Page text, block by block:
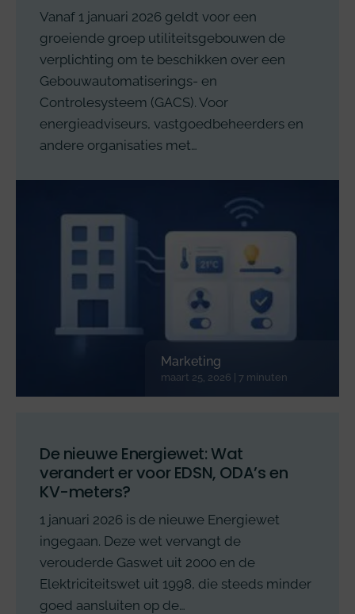
Marketing
maart 25, 2026 | 7 minuten
Vanaf 1 januari 2026 geldt voor een
groeiende groep utiliteitsgebouwen de
verplichting om te beschikken over een
Gebouwautomatiserings- en
Controlesysteem (GACS). Voor
energieadviseurs, vastgoedbeheerders en
andere organisaties met…
De nieuwe Energiewet: Wat
verandert er voor EDSN, ODA’s en
KV-meters?
1 januari 2026 is de nieuwe Energiewet
ingegaan. Deze wet vervangt de
verouderde Gaswet uit 2000 en de
Elektriciteitswet uit 1998, die steeds minder
goed aansluiten op de…